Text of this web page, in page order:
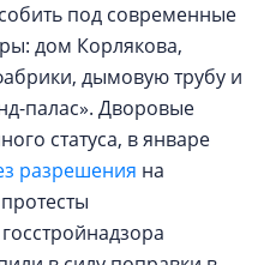
под современные
дом Корлякова,
дымовую трубу и
палас». Дворовые
статуса, в январе
разрешения на